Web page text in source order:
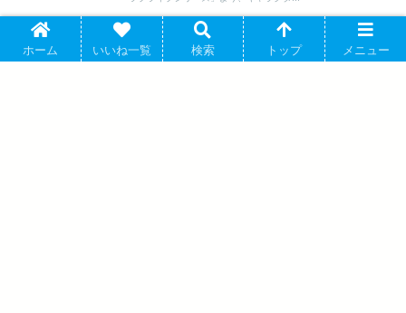
ラブライブ! ニジガク 近江彼方 ちょこんと! ギャル制服
ホーム いいね一覧 検索 トップ メニュー